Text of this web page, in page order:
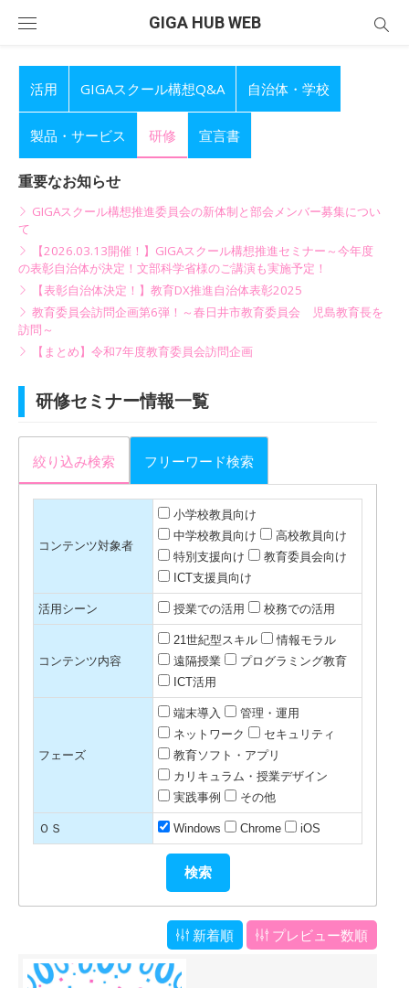
GIGA HUB WEB
活用 GIGAスクール構想Q&A 自治体・学校
製品・サービス 研修 宣言書
重要なお知らせ
GIGAスクール構想推進委員会の新体制と部会メンバー募集につい
て
【2026.03.13開催！】GIGAスクール構想推進セミナー～今年度
の表彰自治体が決定！文部科学省様のご講演も実施予定！
【表彰自治体決定！】教育DX推進自治体表彰2025
教育委員会訪問企画第6弾！～春日井市教育委員会 児島教育長を
訪問～
【まとめ】令和7年度教育委員会訪問企画
研修セミナー情報一覧
絞り込み検索 フリーワード検索
コンテンツ対象者
小学校教員向け
中学校教員向け
高校教員向け
特別支援向け
教育委員会向け
ICT支援員向け
活用シーン 授業での活用 校務での活用
コンテンツ内容
21世紀型スキル
情報モラル
遠隔授業
プログラミング教育
ICT活用
フェーズ
端末導入
管理・運用
ネットワーク
セキュリティ
教育ソフト・アプリ
カリキュラム・授業デザイン
実践事例
その他
ＯＳ Windows Chrome iOS
新着順 プレビュー数順